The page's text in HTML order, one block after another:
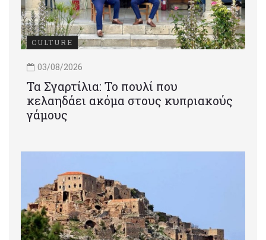
CULTURE
03/08/2026
Τα Σγαρτίλια: Το πουλί που
κελαηδάει ακόμα στους κυπριακούς
γάμους